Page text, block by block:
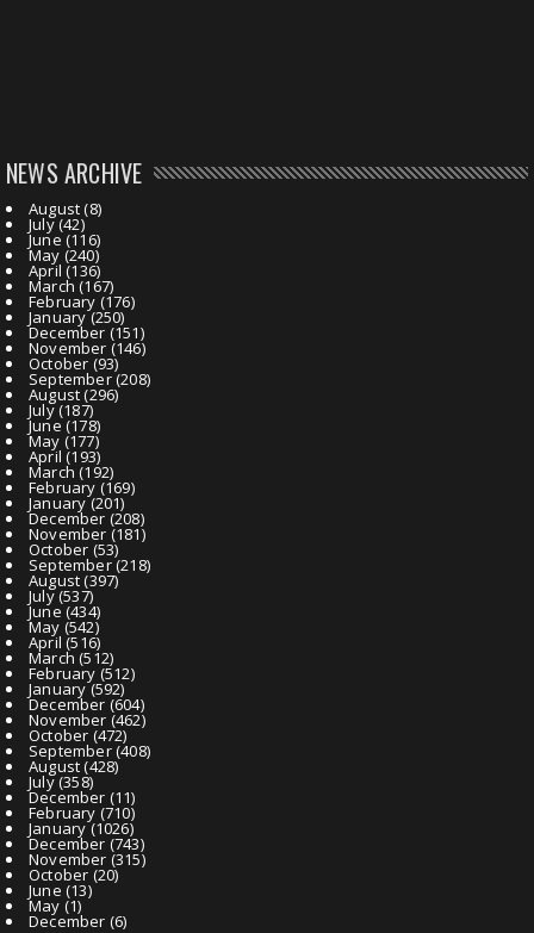
NEWS ARCHIVE
August(8)
July(42)
June(116)
May (240)
April (136)
March (167)
February (176)
January(250)
December (151)
November (146)
October (93)
September(208)
August(296)
July(187)
June(178)
May (177)
April (193)
March (192)
February (169)
January(201)
December (208)
November (181)
October (53)
September(218)
August(397)
July(537)
June(434)
May (542)
April (516)
March (512)
February (512)
January(592)
December (604)
November (462)
October (472)
September(408)
August(428)
July(358)
December (11)
February (710)
January(1026)
December (743)
November (315)
October (20)
June (13)
May (1)
December (6)